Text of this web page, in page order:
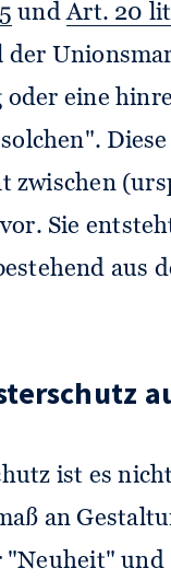
undArt. 20
eine
zwischen
Sie
aus
ist es
an
und